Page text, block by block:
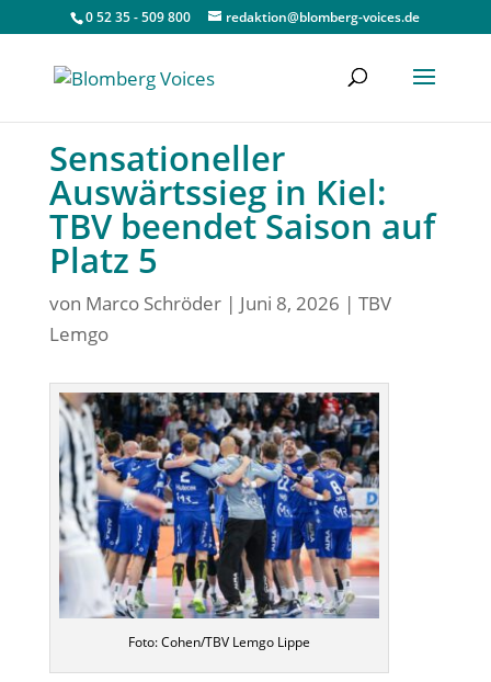
0 52 35 - 509 800 redaktion@blomberg-voices.de
Sensationeller
Auswärtssieg in Kiel:
TBV beendet Saison auf
Platz 5
von Marco Schröder| Juni 8, 2026 | TBV
Lemgo
Foto: Cohen/TBV Lemgo Lippe